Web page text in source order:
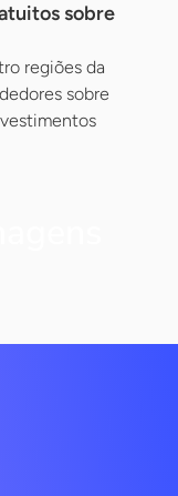
sobre
regiões da
sobre